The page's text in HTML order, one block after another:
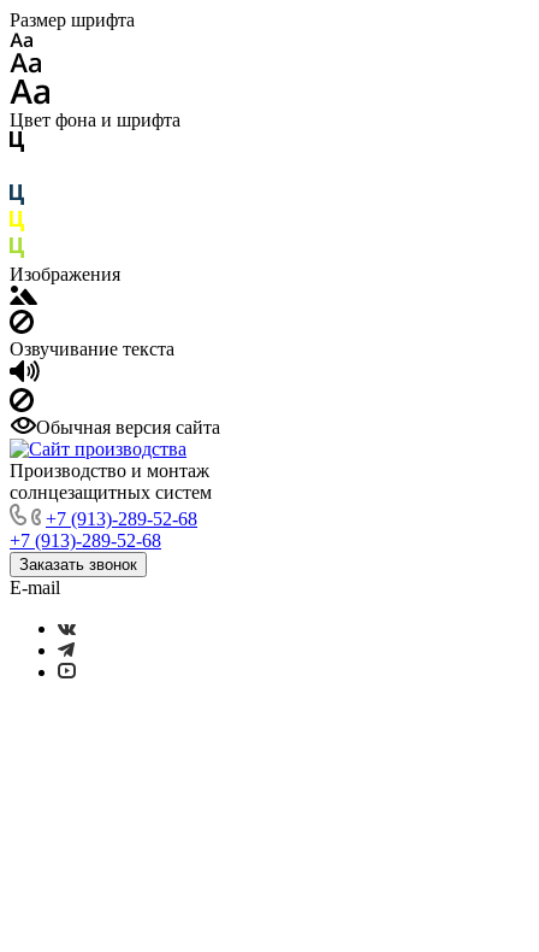
Размер шрифта
Цвет фона и шрифта
Изображения
Озвучивание текста
Обычная версия сайта
Производство и монтаж
солнцезащитных систем
+7 (913)-289-52-68
+7 (913)-289-52-68
Заказать звонок
E-mail